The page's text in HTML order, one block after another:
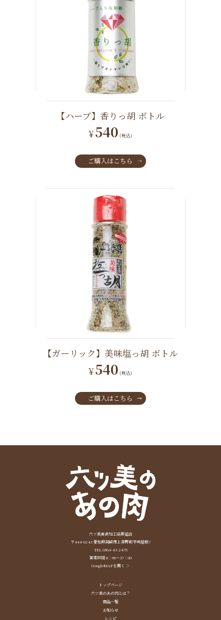
【ハーブ】香りっ胡 ボトル
¥540 (税込)
ご購入はこちら
【ガーリック】美味塩っ胡 ボトル
¥540 (税込)
ご購入はこちら
六ツ美養鶏加工協同組合
〒444-0243 愛知県岡崎市上青野町字城屋敷7
TEL 0564-43-2475
営業時間 8：00～17：00
GoogleMAPを開く ＞
トップページ
六ツ美のあの肉とは？
商品一覧
お知らせ
レシピ